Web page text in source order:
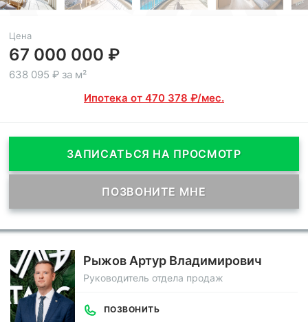
Цена
67 000 000 ₽
638 095 ₽ за м²
Ипотека от 470 378 ₽/мес.
ЗАПИСАТЬСЯ НА ПРОСМОТР
ПОЗВОНИТЕ МНЕ
Рыжов Артур Владимирович
Руководитель отдела продаж
ПОЗВОНИТЬ